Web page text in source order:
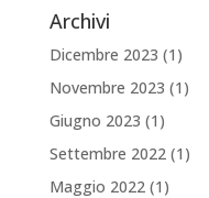
Archivi
Dicembre 2023 (1)
Novembre 2023 (1)
Giugno 2023 (1)
Settembre 2022(1)
Maggio 2022(1)